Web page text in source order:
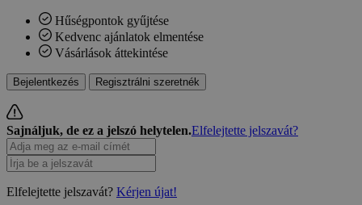
Hűségpontok gyűjtése
Kedvenc ajánlatok elmentése
Vásárlások áttekintése
Bejelentkezés Regisztrálni szeretnék
Sajnáljuk, de ez a jelszó helytelen.Elfelejtette jelszavát?
Elfelejtette jelszavát? Kérjen újat!